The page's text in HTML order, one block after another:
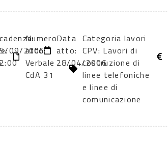
09/2006
Numero
atto:
Verbale
CdA 31
Data
atto:
28/04/2006
Categoria lavori
CPV: Lavori di
costruzione di
linee telefoniche
e linee di
comunicazione